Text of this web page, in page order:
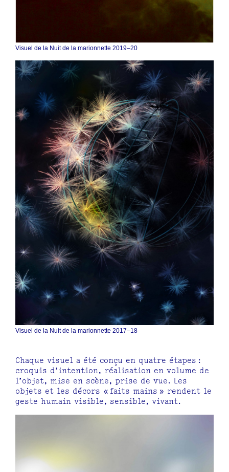
Visuel de la Nuit de la marionnette 2019–20
Visuel de la Nuit de la marionnette 2017–18
Chaque visuel a été conçu en quatre étapes :
croquis d’intention, réalisation en volume de
l’objet, mise en scène, prise de vue. Les
objets et les décors « faits mains » rendent le
geste humain visible, sensible, vivant.